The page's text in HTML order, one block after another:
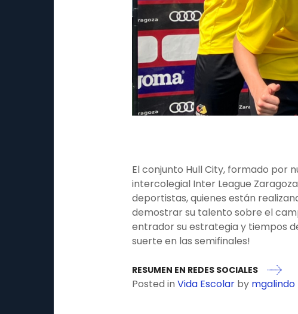
El conjunto Hull City, formado por
intercolegial Inter League
deportistas, quienes están
demostrar su talento sobre el
entrador su estrategia y tiempos
suerte en las semifinales!
RESUMEN EN REDES SOCIALES
Posted inVida Escolar by mgalindo